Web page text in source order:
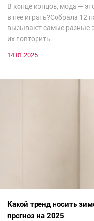
В конце концов, мода —
в нее играть?Собрала 12
вызывают самые разные
их повторить.
14.01.2025
Какой тренд носить
прогноз на 2025